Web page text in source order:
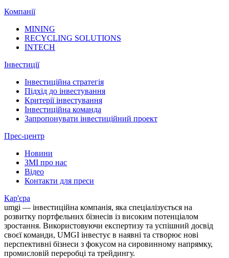
Компанії
MINING
RECYCLING SOLUTIONS
INTECH
Інвестиції
Інвестиційна стратегія
Підхід до інвестування
Критерії інвестування
Інвестиційна команда
Запропонувати інвестиційний проект
Прес-центр
Новини
ЗМІ про нас
Відео
Контакти для преси
Кар'єра
umgi — інвестиційна компанія, яка спеціалізується на
розвитку портфельних бізнесів із високим потенціалом
зростання. Використовуючи експертизу та успішний досвід
своєї команди, UMGI інвестує в наявні та створює нові
перспективні бізнеси з фокусом на сировинному напрямку,
промисловій переробці та трейдингу.